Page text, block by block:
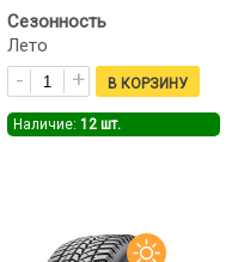
Сезонность
Лето
Наличие: 12 шт.